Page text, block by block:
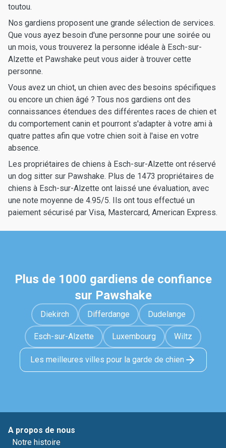
toutou.
Nos gardiens proposent une grande sélection de services.
Que vous ayez besoin d'une personne pour une soirée ou
un mois, vous trouverez la personne idéale à Esch-sur-
Alzette et Pawshake peut vous aider à trouver cette
personne.
Vous avez un chiot, un chien avec des besoins spécifiques
ou encore un chien âgé ? Tous nos gardiens ont des
connaissances étendues des différentes races de chien et
du comportement canin et pourront s'adapter à votre ami à
quatre pattes afin que votre chien soit à l'aise en votre
absence.
Les propriétaires de chiens à Esch-sur-Alzette ont réservé
un dog sitter sur Pawshake. Plus de 1473 propriétaires de
chiens à Esch-sur-Alzette ont laissé une évaluation, avec
une note moyenne de 4.95/5. Ils ont tous effectué un
paiement sécurisé par Visa, Mastercard, American Express.
Plus de 1000 gardiens de confiance
sur Pawshake
Diekirch Differdange Dudelange
Esch-sur-Alzette Luxembourg Wiltz
Les meilleures villes pour la garde de chien
A propos de nous
Notre histoire